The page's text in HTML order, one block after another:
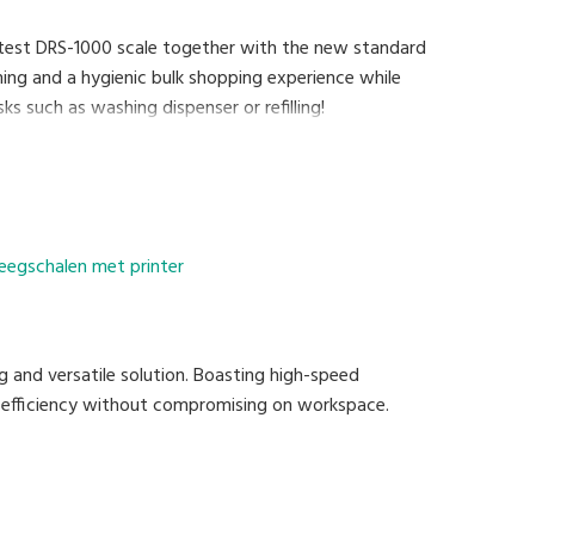
DRS-1000 scale together with the new standard
and a hygienic bulk shopping experience while
such as washing dispenser or refilling!
met printer
and versatile solution. Boasting high-speed
without compromising on workspace.
for continuous label printing